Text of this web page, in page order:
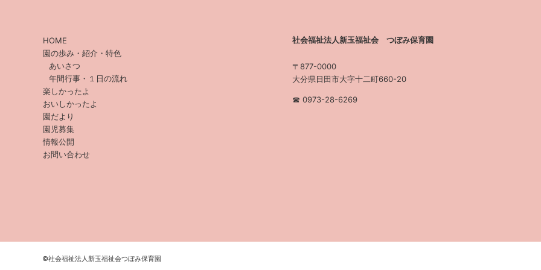
HOME
園の歩み・紹介・特色
あいさつ
年間行事・１日の流れ
楽しかったよ
おいしかったよ
園だより
園児募集
情報公開
お問い合わせ
社会福祉法人新玉福祉会 つぼみ保育園
〒877-0000
大分県日田市大字十二町660-20
☎︎ 0973-28-6269
©︎社会福祉法人新玉福祉会つぼみ保育園